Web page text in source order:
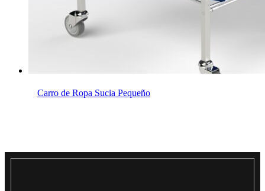
Carro de Ropa Sucia Pequeño